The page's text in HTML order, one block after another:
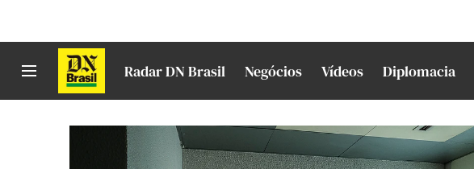
Radar DN Brasil Negócios Vídeos Diplomacia